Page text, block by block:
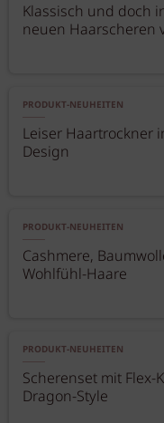
Klassisch und doch
neuen Haarscheren
PRODUKT-NEUHEITEN
Leiser Haartrockner
Design
PRODUKT-NEUHEITEN
Cashmere,
Wohlfühl-Haare
PRODUKT-NEUHEITEN
Scherenset mit Flex-
Dragon-Style